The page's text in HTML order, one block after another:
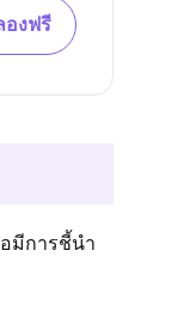
องฟรี
มีการชี้นำ